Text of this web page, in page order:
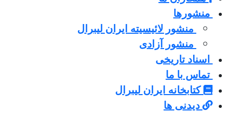
منشورها
منشور لائیسیته ایران لیبرال
منشور آزادی
اسناد تاریخی
تماس با ما
کتابخانه ایران لیبرال
دیدنی ها